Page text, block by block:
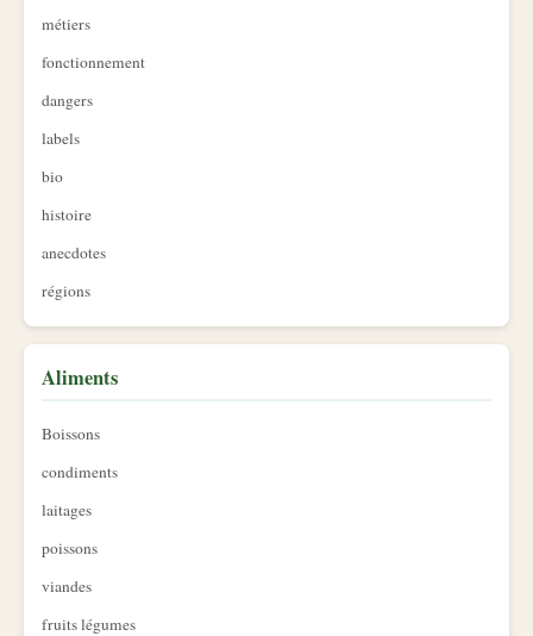
métiers
fonctionnement
dangers
labels
bio
histoire
anecdotes
régions
Aliments
Boissons
condiments
laitages
poissons
viandes
fruits légumes